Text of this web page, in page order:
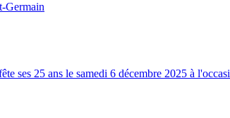
Germain
ses 25 ans le samedi 6 décembre 2025 à